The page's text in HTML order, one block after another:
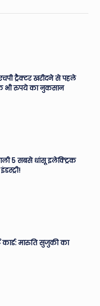
ट्रैक्टर खरीदने से पहले
भी रुपये का नुकसान
5 सबसे धांसू इलेक्ट्रिक
कार्ड: मारुति सुजुकी का